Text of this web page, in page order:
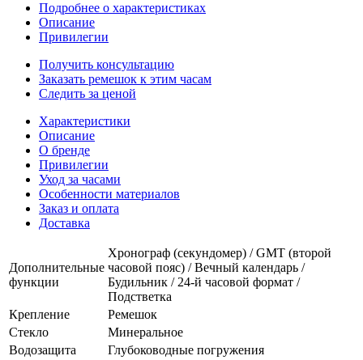
Подробнее о характеристиках
Описание
Привилегии
Получить консультацию
Заказать ремешок к этим часам
Следить за ценой
Характеристики
Описание
О бренде
Привилегии
Уход за часами
Особенности материалов
Заказ и оплата
Доставка
Дополнительные
функции
Хронограф (секундомер) / GMT (второй
часовой пояс) / Вечный календарь /
Будильник / 24-й часовой формат /
Подстветка
Крепление
Ремешок
Стекло
Минеральное
Водозащита
Глубоководные погружения